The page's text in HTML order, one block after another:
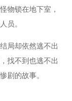
物锁在地下室，
员。
局却依然逃不出
找不到也逃不出
剧的故事。